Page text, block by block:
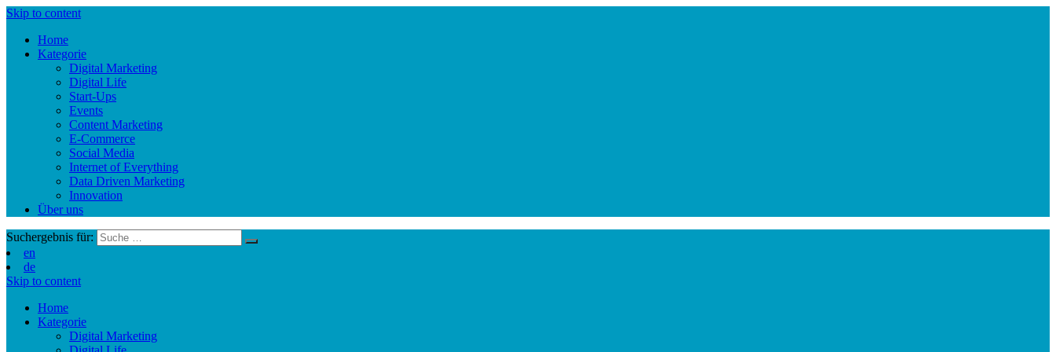
Skip to content
Home
Kategorie
Digital Marketing
Digital Life
Start-Ups
Events
Content Marketing
E-Commerce
Social Media
Internet of Everything
Data Driven Marketing
Innovation
Über uns
Suchergebnis für:
en
de
Skip to content
Home
Kategorie
Digital Marketing